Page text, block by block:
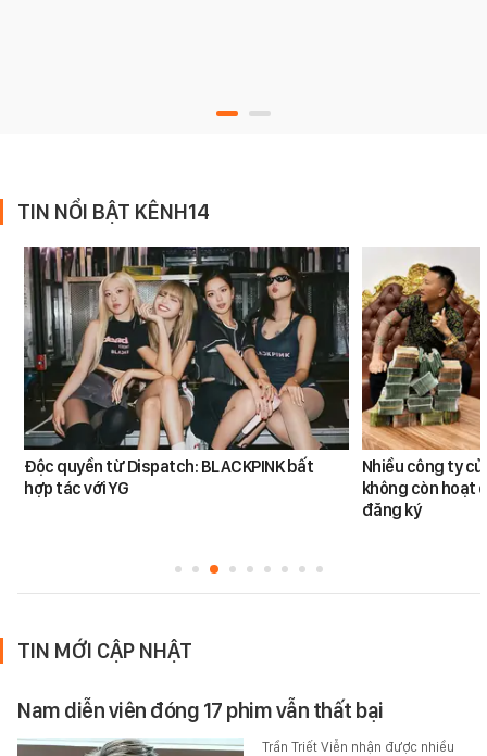
TIN NỔI BẬT KÊNH14
Độc quyền từ Dispatch: BLACKPINK bất
hợp tác với YG
Nhiều công ty
không còn hoạt
đăng ký
TIN MỚI CẬP NHẬT
Nam diễn viên đóng 17 phim vẫn thất bại
Trần Triết Viễn nhận được nhiều